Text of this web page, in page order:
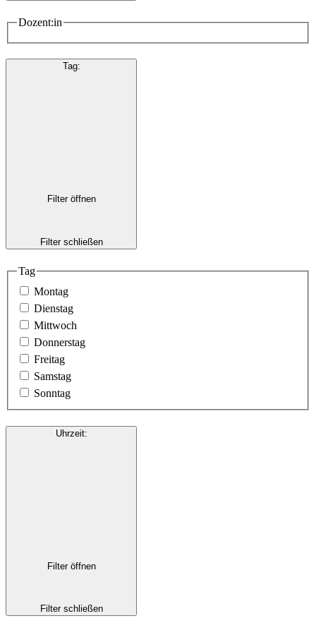
Dozent:in
Tag:
Filter öffnen
Filter schließen
Tag
Montag
Dienstag
Mittwoch
Donnerstag
Freitag
Samstag
Sonntag
Uhrzeit:
Filter öffnen
Filter schließen